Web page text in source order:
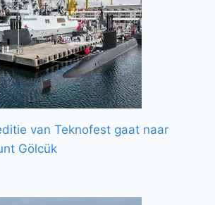
van Teknofest gaat naar
Gölcük